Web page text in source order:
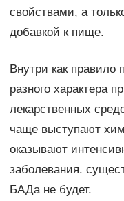
свойствами, а
добавкой к пище.
Внутри как
разного характера
лекарственных
чаще выступают
оказывают
заболевания.
БАДа не будет.